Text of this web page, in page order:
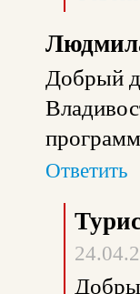
Добрый
Ответить